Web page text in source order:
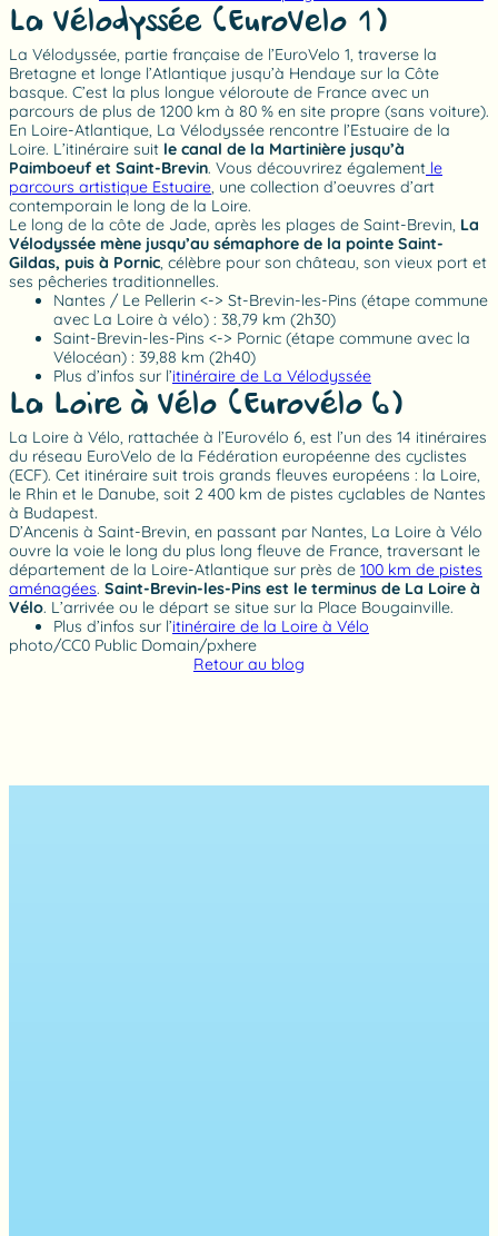
La Vélodyssée (EuroVelo 1)
La Vélodyssée, partie française de l’EuroVelo 1, traverse la
Bretagne et longe l’Atlantique jusqu’à Hendaye sur la Côte
basque. C’est la plus longue véloroute de France avec un
parcours de plus de 1200 km à 80 % en site propre (sans voiture).
En Loire-Atlantique, La Vélodyssée rencontre l’Estuaire de la
Loire. L’itinéraire suit le canal de la Martinière jusqu’à
Paimboeuf et Saint-Brevin. Vous découvrirez également le
parcours artistique Estuaire, une collection d’oeuvres d’art
contemporain le long de la Loire.
Le long de la côte de Jade, après les plages de Saint-Brevin, La
Vélodyssée mène jusqu’au sémaphore de la pointe Saint-
Gildas, puis à Pornic, célèbre pour son château, son vieux port et
ses pêcheries traditionnelles.
Nantes / Le Pellerin <-> St-Brevin-les-Pins (étape commune
avec La Loire à vélo) : 38,79 km (2h30)
Saint-Brevin-les-Pins <-> Pornic (étape commune avec la
Vélocéan) : 39,88 km (2h40)
Plus d’infos sur l’itinéraire de La Vélodyssée
La Loire à Vélo (Eurovélo 6)
La Loire à Vélo, rattachée à l’Eurovélo 6, est l’un des 14 itinéraires
du réseau EuroVelo de la Fédération européenne des cyclistes
(ECF). Cet itinéraire suit trois grands fleuves européens : la Loire,
le Rhin et le Danube, soit 2 400 km de pistes cyclables de Nantes
à Budapest.
D’Ancenis à Saint-Brevin, en passant par Nantes, La Loire à Vélo
ouvre la voie le long du plus long fleuve de France, traversant le
département de la Loire-Atlantique sur près de 100 km de pistes
aménagées. Saint-Brevin-les-Pins est le terminus de La Loire à
Vélo. L’arrivée ou le départ se situe sur la Place Bougainville.
Plus d’infos sur l’itinéraire de la Loire à Vélo
photo/CC0 Public Domain/pxhere
Retour au blog